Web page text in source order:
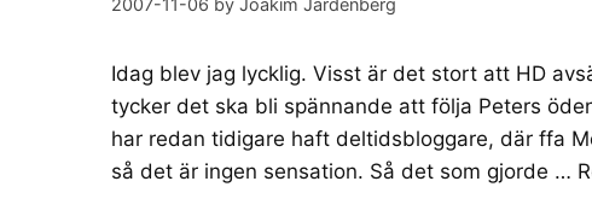
Idag blev jag lycklig. Visst är det stort att HD
tycker det ska bli spännande att följa Peters
har redan tidigare haft deltidsbloggare, där ffa
så det är ingen sensation. Så det som gjorde …